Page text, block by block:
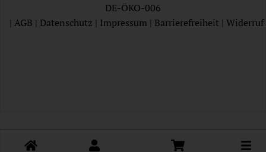
DE-ÖKO-006
| AGB | Datenschutz | Impressum | Barrierefreiheit | Widerruf
Toggle cart